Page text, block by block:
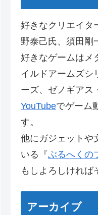
好きなクリエイタ
野泰己氏、須田剛
好きなゲームはメ
イルドアームズシ
ーズ、ゼノギアス
YouTubeでゲーム
す。
他にガジェットや
いる『ぶるへくの
もしよろしければ
アーカイブ